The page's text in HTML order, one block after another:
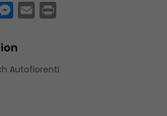
Messenger
Email
Autofiorenti